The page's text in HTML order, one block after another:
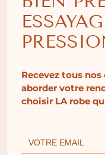
permet de
plus délicats, afin
Réutilisables et
particulièrement
apportent juste ce
Recevez tous
aborder votre
choisir LA robe